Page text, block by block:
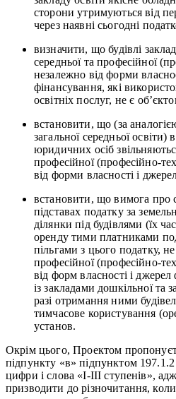
сторони утримуються від
через наявні сьогодні
визначити, що будівлі
середньої та професійної
незалежно від форми
фінансування, які
освітніх послуг, не є
встановити, що (за
загальної середньої освіти)
юридичних осіб
професійної (професійно-
від форми власності і
встановити, що вимога про
підставах податку за
ділянки під будівлями (їх
оренду тими платниками
пільгами з цього податку,
професійної (професійно-
від форм власності і
із закладами дошкільної та
разі отримання ними
тимчасове користування
установ.
Окрім цього, Проектом
підпункту «в» підпунктом
цифри і слова «I-III ступенів»,
призводити до різночитання, коли